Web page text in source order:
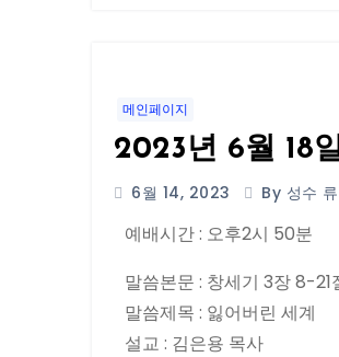
메인페이지
2023년 6월 18
6월 14, 2023 By 성수 류
예배시간 : 오후2시 50분
말씀본문 : 창세기 3장 8-21
말씀제목 : 잃어버린 세계
설교 : 김은용 목사